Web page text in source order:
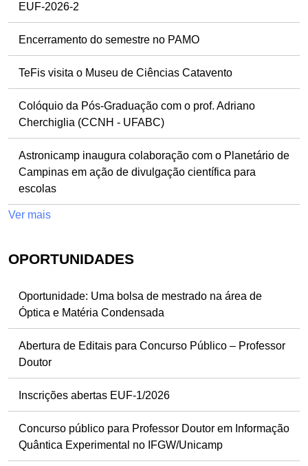
EUF-2026-2
Encerramento do semestre no PAMO
TeFis visita o Museu de Ciências Catavento
Colóquio da Pós-Graduação com o prof. Adriano
Cherchiglia (CCNH - UFABC)
Astronicamp inaugura colaboração com o Planetário de
Campinas em ação de divulgação científica para
escolas
Ver mais
OPORTUNIDADES
Oportunidade: Uma bolsa de mestrado na área de
Óptica e Matéria Condensada
Abertura de Editais para Concurso Público – Professor
Doutor
Inscrições abertas EUF-1/2026
Concurso público para Professor Doutor em Informação
Quântica Experimental no IFGW/Unicamp